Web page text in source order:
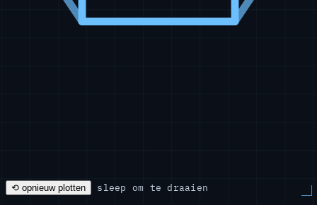
⟲ opnieuw plotten sleep om te draaien